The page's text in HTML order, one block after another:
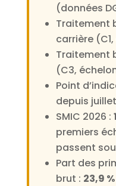
(données
Traitement
carrière
Traitement
(C3,
Point
depuis
SMIC 2026 :
premiers
passent
Part des
brut : 23,9